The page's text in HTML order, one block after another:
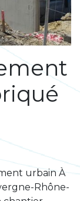
urbain À
Rhône-